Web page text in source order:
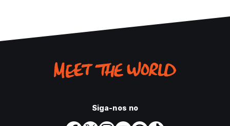
Siga-nos no